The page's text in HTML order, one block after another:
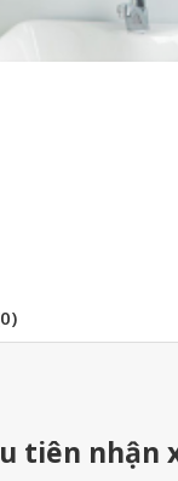
tiên nhận